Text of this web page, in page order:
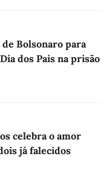
Bolsonaro para
dos Pais na prisão
celebra o amor
já falecidos